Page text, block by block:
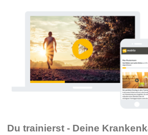
Du trainierst - Deine